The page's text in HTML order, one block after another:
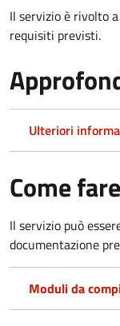
Il servizio è rivolto
requisiti previsti.
Ulteriori
Come fare
Il servizio può
documentazione
Moduli da